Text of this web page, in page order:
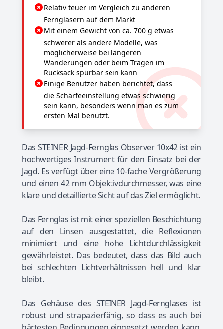
Relativ teuer im Vergleich zu anderen
Ferngläsern auf dem Markt
Mit einem Gewicht von ca. 700 g etwas
schwerer als andere Modelle, was
möglicherweise bei längeren
Wanderungen oder beim Tragen im
Rucksack spürbar sein kann
Einige Benutzer haben berichtet, dass
die Schärfeeinstellung etwas schwierig
sein kann, besonders wenn man es zum
ersten Mal benutzt.
Das STEINER Jagd-Fernglas Observer 10x42 ist ein
hochwertiges Instrument für den Einsatz bei der
Jagd. Es verfügt über eine 10-fache Vergrößerung
und einen 42 mm Objektivdurchmesser, was eine
klare und detaillierte Sicht auf das Ziel ermöglicht.
Das Fernglas ist mit einer speziellen Beschichtung
auf den Linsen ausgestattet, die Reflexionen
minimiert und eine hohe Lichtdurchlässigkeit
gewährleistet. Das bedeutet, dass das Bild auch
bei schlechten Lichtverhältnissen hell und klar
bleibt.
Das Gehäuse des STEINER Jagd-Fernglases ist
robust und strapazierfähig, so dass es auch bei